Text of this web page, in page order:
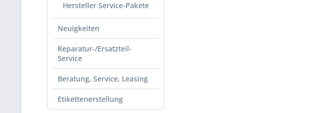
Hersteller Service-Pakete
Neuigkeiten
Reparatur-/Ersatzteil-
Service
Beratung, Service, Leasing
Etikettenerstellung